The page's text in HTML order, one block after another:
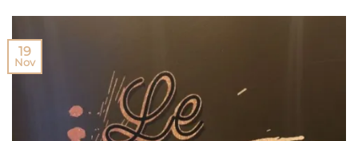
19
Nov